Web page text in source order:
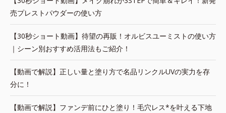
売プレストパウダーの使い方
【30秒ショート動画】待望の再販！オルビスユーミストの使い方
｜シーン別おすすめ活用法もご紹介！
【動画で解説】正しい量と塗り方で名品リンクルUVの実力を存
分に！
【動画で解説】ファンデ前にひと塗り！毛穴レス*を叶える下地